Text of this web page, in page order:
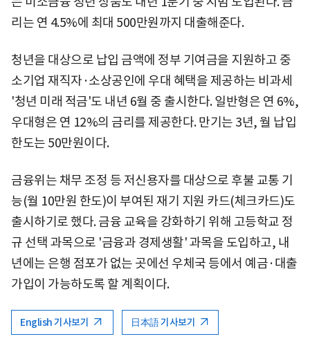
리는 연 4.5%에 최대 500만원까지 대출해준다.
청년을 대상으로 납입 금액에 정부 기여금을 지원하고 중
소기업 재직자·소상공인에 우대 혜택을 제공하는 비과세
'청년 미래 적금'도 내년 6월 중 출시한다. 일반형은 연 6%,
우대형은 연 12%의 금리를 제공한다. 만기는 3년, 월 납입
한도는 50만원이다.
금융위는 채무 조정 등 저신용자를 대상으로 후불 교통 기
능(월 10만원 한도)이 부여된 재기 지원 카드(체크카드)도
출시하기로 했다. 금융 교육을 강화하기 위해 고등학교 정
규 선택 과목으로 '금융과 경제생활' 과목을 도입하고, 내
년에는 은행 점포가 없는 곳에선 우체국 등에서 예금·대출
가입이 가능하도록 할 계획이다.
English 기사보기 日本語 기사보기